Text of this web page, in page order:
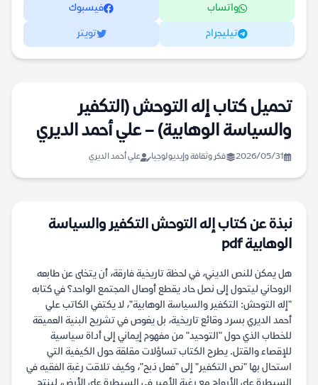
واتساب فيسبوك
تيليجرام تويتر
تحميل كتاب إله التوحش (التكفير
والسياسة الوهابية) – علي أحمد الديري
2026/05/31 فكر وثقافة وإيديولوجيا علي أحمد الديري
نبذة عن كتاب إله التوحش التكفير والسياسة
الوهابية pdf
هل يمكن للنص الديني، في لحظة تاريخية فارقة، أن يتخلى عن طابعه
الروحاني ليتحول إلى نصل حاد يقطع أوصال المجتمع الواحد؟ في كتابه
"إله التوحش: التكفير والسياسة الوهابية"، لا يكتفي الكاتب علي
أحمد الديري بسرد وقائع تاريخية، بل يغوص في تشريح البنية العميقة
للخطاب الذي حول "التوحيد" من مفهوم إيماني إلى أداة سياسية
للإقصاء والقتل. يطرح الكتاب تساؤلات مقلقة حول الكيفية التي
استحال بها "نص التكفير" إلى "فعل ذبح"، وكيف تلاقت رغبة الفقيه في